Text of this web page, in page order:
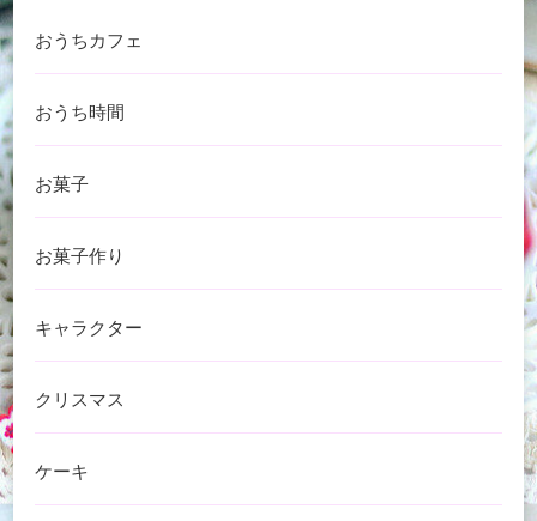
おうちカフェ
おうち時間
お菓子
お菓子作り
キャラクター
クリスマス
ケーキ